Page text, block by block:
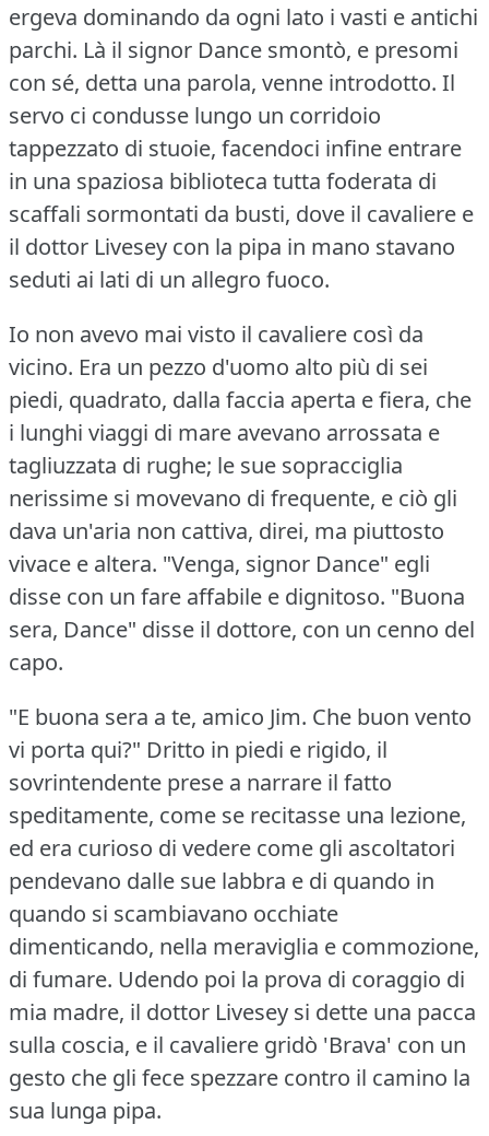
ergeva dominando da ogni lato i vasti e antichi
parchi. Là il signor Dance smontò, e presomi
con sé, detta una parola, venne introdotto. Il
servo ci condusse lungo un corridoio
tappezzato di stuoie, facendoci infine entrare
in una spaziosa biblioteca tutta foderata di
scaffali sormontati da busti, dove il cavaliere e
il dottor Livesey con la pipa in mano stavano
seduti ai lati di un allegro fuoco.
Io non avevo mai visto il cavaliere così da
vicino. Era un pezzo d'uomo alto più di sei
piedi, quadrato, dalla faccia aperta e fiera, che
i lunghi viaggi di mare avevano arrossata e
tagliuzzata di rughe; le sue sopracciglia
nerissime si movevano di frequente, e ciò gli
dava un'aria non cattiva, direi, ma piuttosto
vivace e altera. "Venga, signor Dance" egli
disse con un fare affabile e dignitoso. "Buona
sera, Dance" disse il dottore, con un cenno del
capo.
"E buona sera a te, amico Jim. Che buon vento
vi porta qui?" Dritto in piedi e rigido, il
sovrintendente prese a narrare il fatto
speditamente, come se recitasse una lezione,
ed era curioso di vedere come gli ascoltatori
pendevano dalle sue labbra e di quando in
quando si scambiavano occhiate
dimenticando, nella meraviglia e commozione,
di fumare. Udendo poi la prova di coraggio di
mia madre, il dottor Livesey si dette una pacca
sulla coscia, e il cavaliere gridò 'Brava' con un
gesto che gli fece spezzare contro il camino la
sua lunga pipa.